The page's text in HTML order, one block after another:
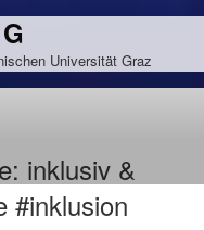
Universität Graz
inklusiv &
#inklusion